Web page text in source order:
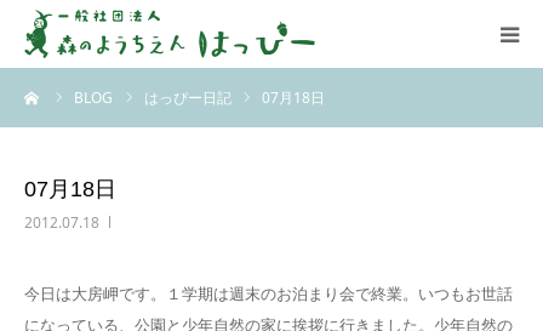
BLOG はっぴー日記 07月18日
07月18日
2012.07.18
今日は大房岬です。１学期は週末のお泊まり会で終業。いつもお世話
になっている、公園と少年自然の家に挨拶に行きました。少年自然の
はっぴーについて